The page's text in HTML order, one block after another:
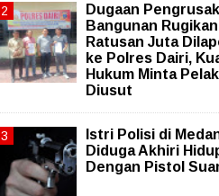
Dugaan
Bangunan Rugikan
Ratusan Juta
ke Polres Dairi,
Hukum Minta
Diusut
Istri Polisi di
Diduga Akhiri
Dengan Pistol